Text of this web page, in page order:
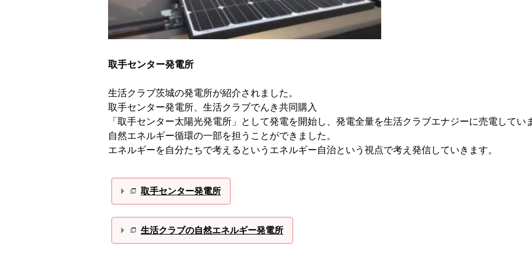
取手センター発電所
生活クラブ茨城の発電所が紹介されました。
取手センター発電所、生活クラブでんき共同購入
「取手センター太陽光発電所」として発電を開始し、発電全量を生活クラブエナジーに売電してい
自然エネルギー循環の一部を担うことができました。
エネルギーを自分たちで考えるというエネルギー自治という視点で考え発信していきます。
取手センター発電所
生活クラブの自然エネルギー発電所